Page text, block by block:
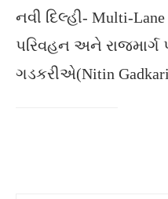
નવી દિલ્હી- Multi-
પરિવહન અને રાજમાર્ગ
ગડકરીએ(Nitin